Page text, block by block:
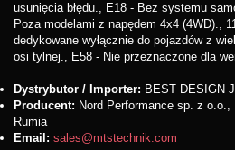
usunięcia błędu., E18 - Bez systemu
Poza modelami z napędem 4x4 (4WD).,
dedykowane wyłącznie do pojazdów z
osi tylnej., E58 - Nie przeznaczone dla
Dystrybutor / Importer: BEST DESIGN
Producent: Nord Performance sp. z o.o.,
Rumia
Email: sales@mtstechnik.com